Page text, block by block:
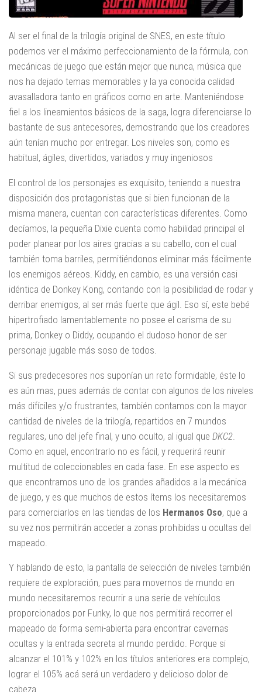
Al ser el final de la trilogía original de SNES, en este título
podemos ver el máximo perfeccionamiento de la fórmula, con
mecánicas de juego que están mejor que nunca, música que
nos ha dejado temas memorables y la ya conocida calidad
avasalladora tanto en gráficos como en arte. Manteniéndose
fiel a los lineamientos básicos de la saga, logra diferenciarse lo
bastante de sus antecesores, demostrando que los creadores
aún tenían mucho por entregar. Los niveles son, como es
habitual, ágiles, divertidos, variados y muy ingeniosos
El control de los personajes es exquisito, teniendo a nuestra
disposición dos protagonistas que si bien funcionan de la
misma manera, cuentan con características diferentes. Como
decíamos, la pequeña Dixie cuenta como habilidad principal el
poder planear por los aires gracias a su cabello, con el cual
también toma barriles, permitiéndonos eliminar más fácilmente
los enemigos aéreos. Kiddy, en cambio, es una versión casi
idéntica de Donkey Kong, contando con la posibilidad de rodar y
derribar enemigos, al ser más fuerte que ágil. Eso sí, este bebé
hipertrofiado lamentablemente no posee el carisma de su
prima, Donkey o Diddy, ocupando el dudoso honor de ser
personaje jugable más soso de todos.
Si sus predecesores nos suponían un reto formidable, éste lo
es aún mas, pues además de contar con algunos de los niveles
más difíciles y/o frustrantes, también contamos con la mayor
cantidad de niveles de la trilogía, repartidos en 7 mundos
regulares, uno del jefe final, y uno oculto, al igual que DKC2
Como en aquel, encontrarlo no es fácil, y requerirá reunir
multitud de coleccionables en cada fase. En ese aspecto es
que encontramos uno de los grandes añadidos a la mecánica
de juego, y es que muchos de estos ítems los necesitaremos
para comerciarlos en las tiendas de los Hermanos Oso, que a
su vez nos permitirán acceder a zonas prohibidas u ocultas del
mapeado.
Y hablando de esto, la pantalla de selección de niveles también
requiere de exploración, pues para movernos de mundo en
mundo necesitaremos recurrir a una serie de vehículos
proporcionados por Funky, lo que nos permitirá recorrer el
mapeado de forma semi-abierta para encontrar cavernas
ocultas y la entrada secreta al mundo perdido. Porque si
alcanzar el 101% y 102% en los títulos anteriores era complejo,
lograr el 105% acá será un verdadero y delicioso dolor de
cabeza.